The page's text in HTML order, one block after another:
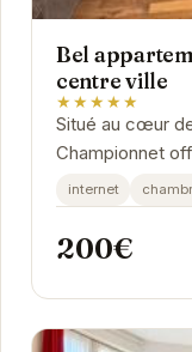
Bel
centre ville
★★★★★
Situé au cœur
Championnet
moderne.
internet
200€